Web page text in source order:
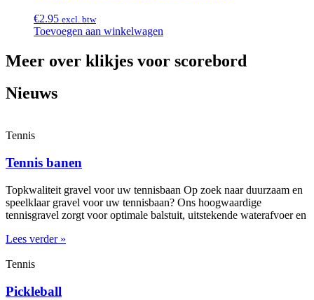
€2.95 excl. btw
Toevoegen aan winkelwagen
Meer over klikjes voor scorebord
Nieuws
Tennis
Tennis banen
Topkwaliteit gravel voor uw tennisbaan Op zoek naar duurzaam en
speelklaar gravel voor uw tennisbaan? Ons hoogwaardige
tennisgravel zorgt voor optimale balstuit, uitstekende waterafvoer en
Lees verder »
Tennis
Pickleball